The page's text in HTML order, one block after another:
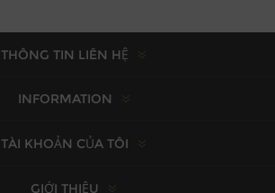
THÔNG TIN LIÊN HỆ
INFORMATION
TÀI KHOẢN CỦA TÔI
GIỚI THIỆU